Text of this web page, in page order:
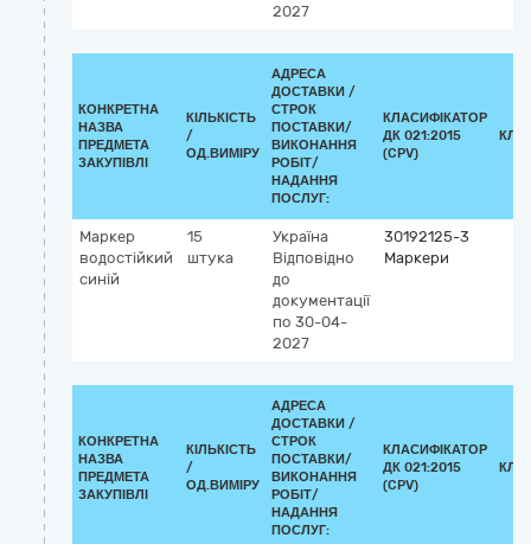
2027
КОНКРЕТНА
НАЗВА
ПРЕДМЕТА
ЗАКУПІВЛІ
КІЛЬКІСТЬ
/
ОД.ВИМІРУ
АДРЕСА
ДОСТАВКИ /
СТРОК
ПОСТАВКИ/
ВИКОНАННЯ
РОБІТ/
НАДАННЯ
ПОСЛУГ:
КЛАСИФІКАТОР
ДК 021:2015
(CPV)
Маркер
водостійкий
синій
15
штука
Україна
Відповідно
до
документації
по 30-04-
2027
30192125-3
Маркери
КОНКРЕТНА
НАЗВА
ПРЕДМЕТА
ЗАКУПІВЛІ
КІЛЬКІСТЬ
/
ОД.ВИМІРУ
АДРЕСА
ДОСТАВКИ /
СТРОК
ПОСТАВКИ/
ВИКОНАННЯ
РОБІТ/
НАДАННЯ
ПОСЛУГ:
КЛАСИФІКАТОР
ДК 021:2015
(CPV)